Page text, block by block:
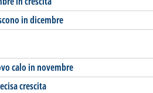
in dicembre
calo in novembre
crescita